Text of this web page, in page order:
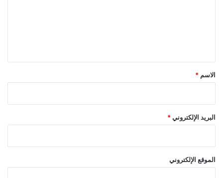
*
الاسم *
البريد الإلكتروني *
الموقع الإلكتروني